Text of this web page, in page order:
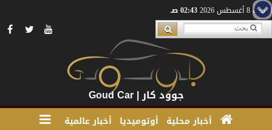
السبت 8 أغسطس 2026 02:43 صـ
جوود كار | Goud Car
أخبار محلية أوتوميديا أخبار عالمية